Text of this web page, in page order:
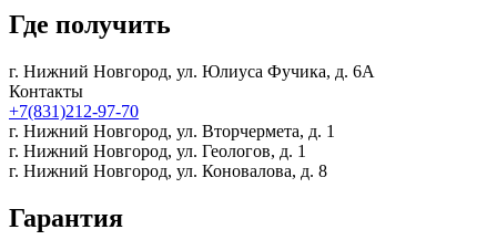
Где получить
г. Нижний Новгород, ул. Юлиуса Фучика, д. 6А
Контакты
+7(831)212-97-70
г. Нижний Новгород, ул. Вторчермета, д. 1
г. Нижний Новгород, ул. Геологов, д. 1
г. Нижний Новгород, ул. Коновалова, д. 8
Гарантия